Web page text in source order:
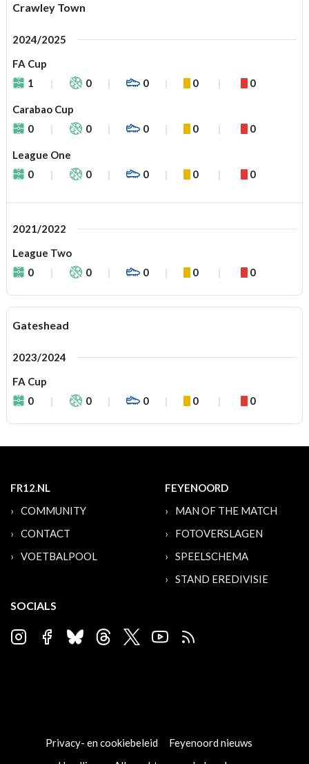
Crawley Town
2024/2025
FA Cup
1
0 0 0 0
Carabao Cup
0
0 0 0 0
League One
0
0 0 0 0
2021/2022
League Two
0
0 0 0 0
Gateshead
2023/2024
FA Cup
0
0 0 0 0
FR12.NL
COMMUNITY
CONTACT
VOETBALPOOL
FEYENOORD
MAN OF THE MATCH
FOTOVERSLAGEN
SPEELSCHEMA
STAND EREDIVISIE
SOCIALS
Privacy- en cookiebeleid
Feyenoord nieuws